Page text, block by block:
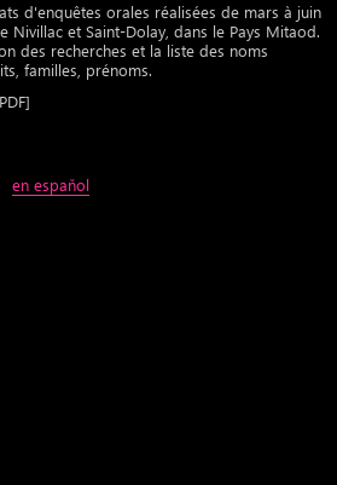
d'enquêtes orales réalisées de mars à juin
Nivillac et Saint-Dolay, dans le Pays Mitaod.
des recherches et la liste des noms
familles, prénoms.
en espaňol